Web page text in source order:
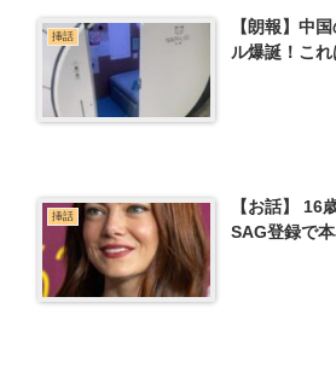
挿話
【朗報】中
ル爆誕！これ
挿話
【お話】 16
SAG登録で